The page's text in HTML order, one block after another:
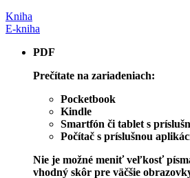
Kniha
E-kniha
PDF
Prečítate na zariadeniach:
Pocketbook
Kindle
Smartfón či tablet s
Počítač s príslušnou
Nie je možné meniť veľkosť
vhodný skôr pre väčšie